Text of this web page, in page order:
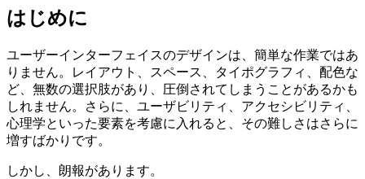
はじめに
ユーザーインターフェイスのデザインは、簡単な作業ではあ
りません。レイアウト、スペース、タイポグラフィ、配色な
ど、無数の選択肢があり、圧倒されてしまうことがあるかも
しれません。さらに、ユーザビリティ、アクセシビリティ、
心理学といった要素を考慮に入れると、その難しさはさらに
増すばかりです。
しかし、朗報があります。